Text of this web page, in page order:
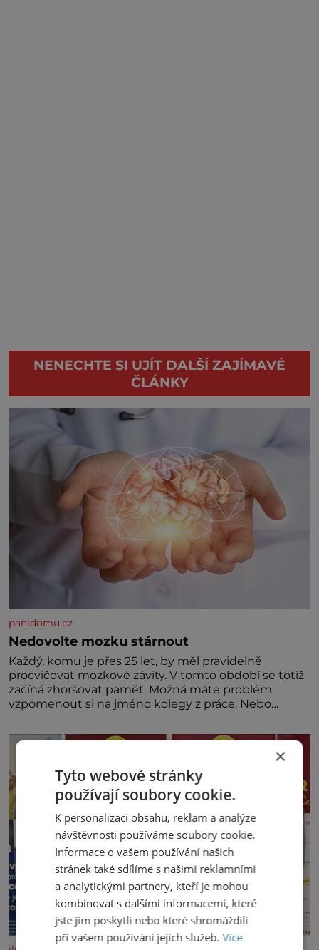
NENECHTE SI UJÍT DALŠÍ ZAJÍMAVÉ
ČLÁNKY
panidomu.cz
Nedovolte mozku stárnout
Každý, komu je přes 25 let, by měl pravidelně
procvičovat mozkové závity. V tomto období se totiž
začíná zhoršovat paměť. Možná máte problém
vzpomenout si na jméno kolegy z práce. Nebo
nedávno přečetli. Je to opravdu tak, s věkem jako
kdyby se paměť rozhodla stávkovat. Cvičte
×
Tyto webové stránky
používají soubory cookie.
K personalizaci obsahu, reklam a analýze
návštěvnosti používáme soubory cookie.
Informace o vašem používání našich
stránek také sdílíme s našimi reklamními
a analytickými partnery, kteří je mohou
kombinovat s dalšími informacemi, které
jste jim poskytli nebo které shromáždili
při vašem používání jejich služeb.Více